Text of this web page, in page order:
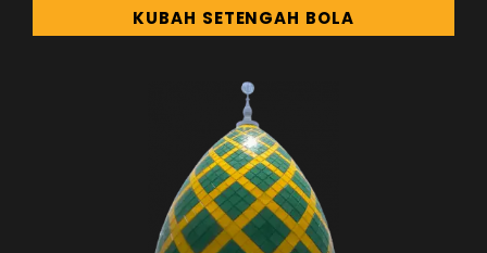
KUBAH SETENGAH BOLA